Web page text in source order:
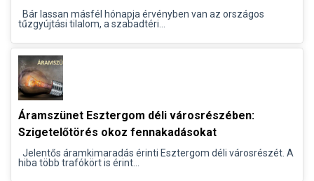
Bár lassan másfél hónapja érvényben van az országos
tűzgyújtási tilalom, a szabadtéri...
Áramszünet Esztergom déli városrészében:
Szigetelőtörés okoz fennakadásokat
Jelentős áramkimaradás érinti Esztergom déli városrészét. A
hiba több trafókört is érint...